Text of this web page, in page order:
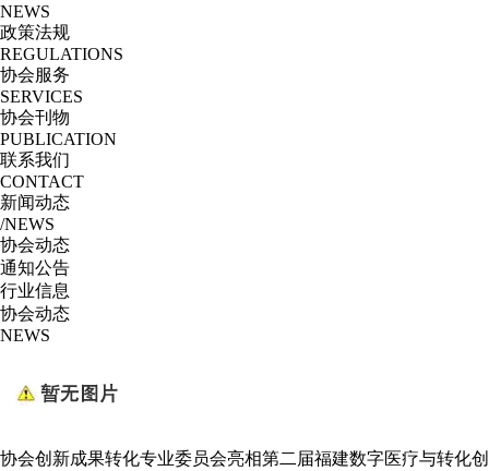
NEWS
政策法规
REGULATIONS
协会服务
SERVICES
协会刊物
PUBLICATION
联系我们
CONTACT
新闻动态
/NEWS
协会动态
通知公告
行业信息
协会动态
NEWS
协会创新成果转化专业委员会亮相第二届福建数字医疗与转化创